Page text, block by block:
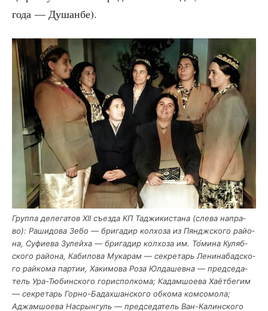
года — Душанбе).
Груп­па деле­га­тов XII съез­да КП Таджи­ки­ста­на (сле­ва напра­
во): Раши­до­ва Зебо — бри­га­дир кол­хо­за из Пяндж­ско­го рай­о­
на, Суфи­е­ва Зулей­ха — бри­га­дир кол­хо­за им. То́мина Куляб­
ско­го рай­о­на, Каби­ло­ва Мука­рам — сек­ре­тарь Лени­на­бад­ско­
го рай­ко­ма пар­тии, Хаки­мо­ва Роза Юлда­шев­на — пред­се­да­
тель Ура-Тюбин­ско­го гор­ис­пол­ко­ма; Кадам­шо­е­ва Хаёт­бе­гим
— сек­ре­тарь Гор­но-Бадах­шан­ско­го обко­ма ком­со­мо­ла;
Аджам­шо­е­ва Насрын­гуль — пред­се­да­тель Ван-Калин­ско­го